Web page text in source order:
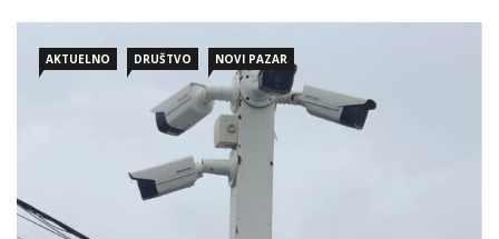
AKTUELNO DRUŠTVO NOVI PAZAR